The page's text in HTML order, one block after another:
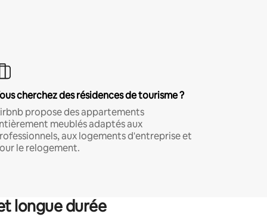
cherchez des résidences de tourisme ?
propose des appartements
meublés adaptés aux
aux logements d'entreprise et
le relogement.
longue durée